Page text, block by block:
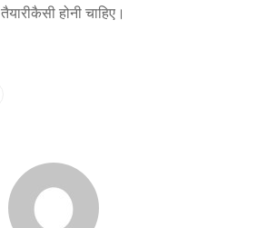
तैयारीकैसी होनी चाहिए।